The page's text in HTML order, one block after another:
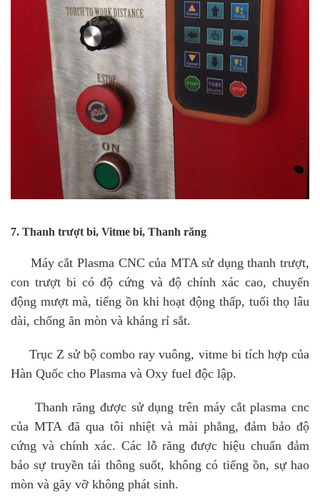
7. Thanh trượt bi, Vitme bi, Thanh răng
Máy cắt Plasma CNC của MTA sử dụng thanh trượt,
con trượt bi có độ cứng và độ chính xác cao, chuyển
động mượt mà, tiếng ồn khi hoạt động thấp, tuổi thọ lâu
dài, chống ăn mòn và kháng rỉ sắt.
Trục Z sử bộ combo ray vuông, vitme bi tích hợp của
Hàn Quốc cho Plasma và Oxy fuel độc lập.
Thanh răng được sử dụng trên máy cắt plasma cnc
của MTA đã qua tôi nhiệt và mài phẳng, đảm bảo độ
cứng và chính xác. Các lỗ răng được hiệu chuẩn đảm
bảo sự truyền tải thông suốt, không có tiếng ồn, sự hao
mòn và gãy vỡ không phát sinh.